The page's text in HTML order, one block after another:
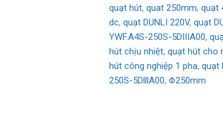
quạt hút,quat 250mm,quạt
dc,quạt DUNLI 220V,quạt
YWF.A4S-250S-5DIIIA00,
hút chịu nhiệt,quạt hút cho
hút công nghiệp 1 pha,quạt
250S-5DlllA00,Φ250mm